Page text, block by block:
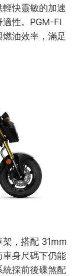
快靈敏的加速
適性。PGM-FI
油效率，滿足
架，搭配 31mm
身尺碼下仍能
採前後碟煞配